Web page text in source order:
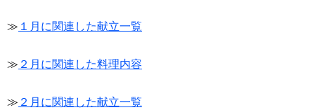
≫ １月に関連した献立一覧
≫ ２月に関連した料理内容
≫ ２月に関連した献立一覧